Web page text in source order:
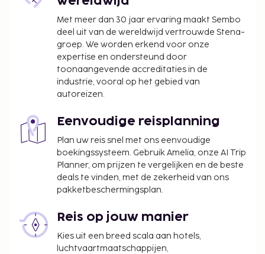
Met meer dan 30 jaar ervaring maakt Sembo
deel uit van de wereldwijd vertrouwde Stena-
groep. We worden erkend voor onze
expertise en ondersteund door
toonaangevende accreditaties in de
industrie, vooral op het gebied van
autoreizen.
Eenvoudige reisplanning
Plan uw reis snel met ons eenvoudige
boekingssysteem. Gebruik Amelia, onze AI Trip
Planner, om prijzen te vergelijken en de beste
deals te vinden, met de zekerheid van ons
pakketbeschermingsplan.
Reis op jouw manier
Kies uit een breed scala aan hotels,
luchtvaartmaatschappijen,